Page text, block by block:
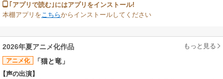
｢アプリで読む｣にはアプリをインストール!
本棚アプリを こちらからインストールしてください
2026年夏アニメ化作品 もっと見る
アニメ化 「猫と竜」
声の出演】